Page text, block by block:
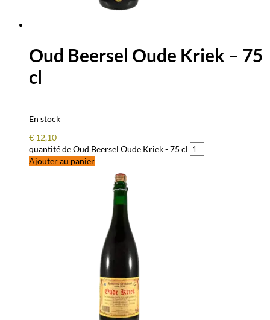
Oud Beersel Oude Kriek – 75
cl
En stock
€ 12,10
quantité de Oud Beersel Oude Kriek - 75 cl
Ajouter au panier